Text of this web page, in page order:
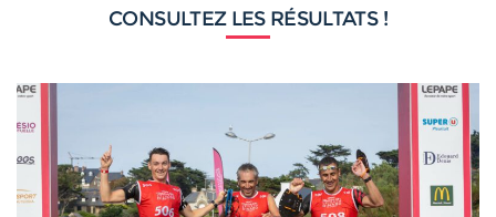
CONSULTEZ LES RÉSULTATS !